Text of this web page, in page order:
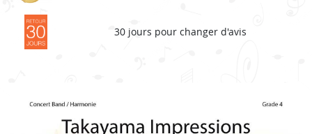
30 jours pour changer d'avis